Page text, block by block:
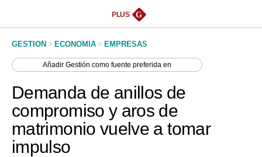
Management & Empleo
Perú
Política
Tu Dinero
PLUS G
GESTION > ECONOMIA > EMPRESAS
AñadirGestión como fuente preferida en
Demanda de anillos de
compromiso y aros de
matrimonio vuelve a tomar
impulso